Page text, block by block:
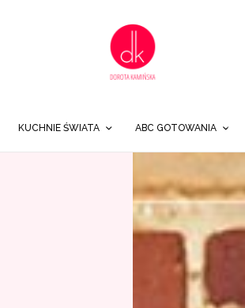
KUCHNIE ŚWIATA ABC GOTOWANIA